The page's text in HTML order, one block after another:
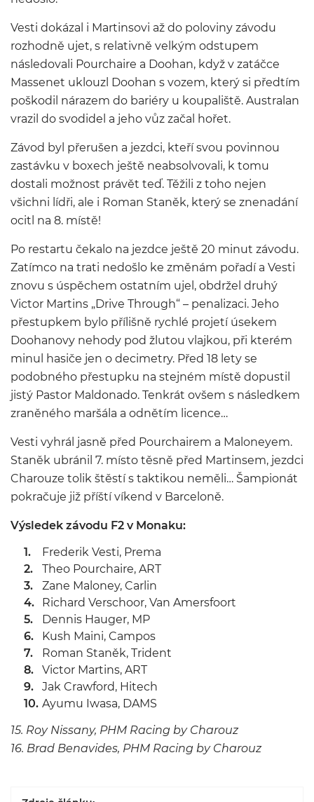
Vesti dokázal i Martinsovi až do poloviny závodu
rozhodně ujet, s relativně velkým odstupem
následovali Pourchaire a Doohan, když v zatáčce
Massenet uklouzl Doohan s vozem, který si předtím
poškodil nárazem do bariéry u koupaliště. Australan
vrazil do svodidel a jeho vůz začal hořet.
Závod byl přerušen a jezdci, kteří svou povinnou
zastávku v boxech ještě neabsolvovali, k tomu
dostali možnost právět teď. Těžili z toho nejen
všichni lídři, ale i Roman Staněk, který se znenadání
ocitl na 8. místě!
Po restartu čekalo na jezdce ještě 20 minut závodu.
Zatímco na trati nedošlo ke změnám pořadí a Vesti
znovu s úspěchem ostatním ujel, obdržel druhý
Victor Martins „Drive Through“ – penalizaci. Jeho
přestupkem bylo přílišně rychlé projetí úsekem
Doohanovy nehody pod žlutou vlajkou, při kterém
minul hasiče jen o decimetry. Před 18 lety se
podobného přestupku na stejném místě dopustil
jistý Pastor Maldonado. Tenkrát ovšem s následkem
zraněného maršála a odnětím licence…
Vesti vyhrál jasně před Pourchairem a Maloneyem.
Staněk ubránil 7. místo těsně před Martinsem, jezdci
Charouze tolik štěstí s taktikou neměli… Šampionát
pokračuje již příští víkend v Barceloně.
Výsledek závodu F2 v Monaku:
Frederik Vesti, Prema
Theo Pourchaire, ART
Zane Maloney, Carlin
Richard Verschoor, Van Amersfoort
Dennis Hauger, MP
Kush Maini, Campos
Roman Staněk, Trident
Victor Martins, ART
Jak Crawford, Hitech
Ayumu Iwasa, DAMS
15. Roy Nissany, PHM Racing by Charouz
16. Brad Benavides, PHM Racing by Charouz